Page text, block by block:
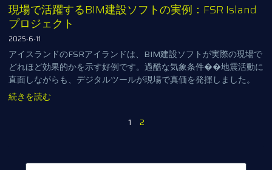
現場で活躍するBIM建設ソフトの実例：FSR Island
プロジェクト
2025-6-11
アイスランドのFSRアイランドは、BIM建設ソフトが実際の現場で
どれほど効果的かを示す好例です。過酷な気象条件��地震活動に
直面しながらも、デジタルツールが現場で真価を発揮しました。
続きを読む
1
2